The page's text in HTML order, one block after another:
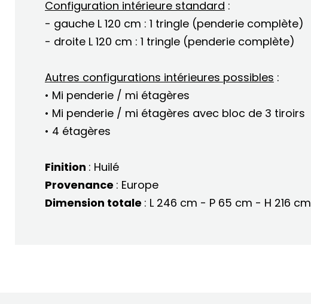
Configuration intérieure standard :
- gauche L 120 cm : 1 tringle (penderie complète)
- droite L 120 cm : 1 tringle (penderie complète)
Autres configurations intérieures possibles :
• Mi penderie / mi étagères
• Mi penderie / mi étagères avec bloc de 3 tiroirs
• 4 étagères
Finition : Huilé
Provenance : Europe
Dimension totale : L 246 cm - P 65 cm - H 216 cm